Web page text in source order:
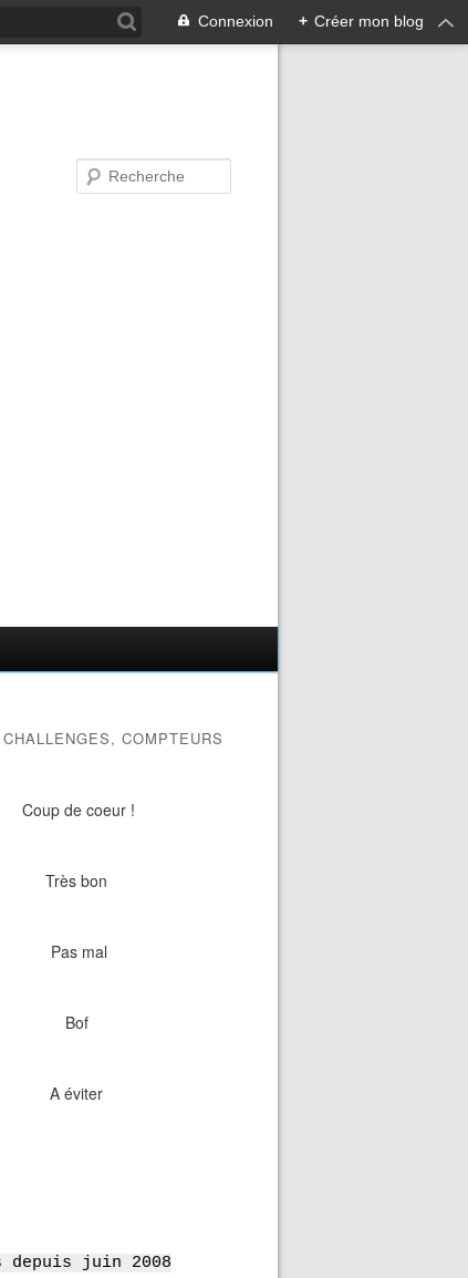
Connexion + Créer mon blog
COMPTEURS
Coup de coeur !
Très bon
Pas mal
Bof
A éviter
depuis juin 2008